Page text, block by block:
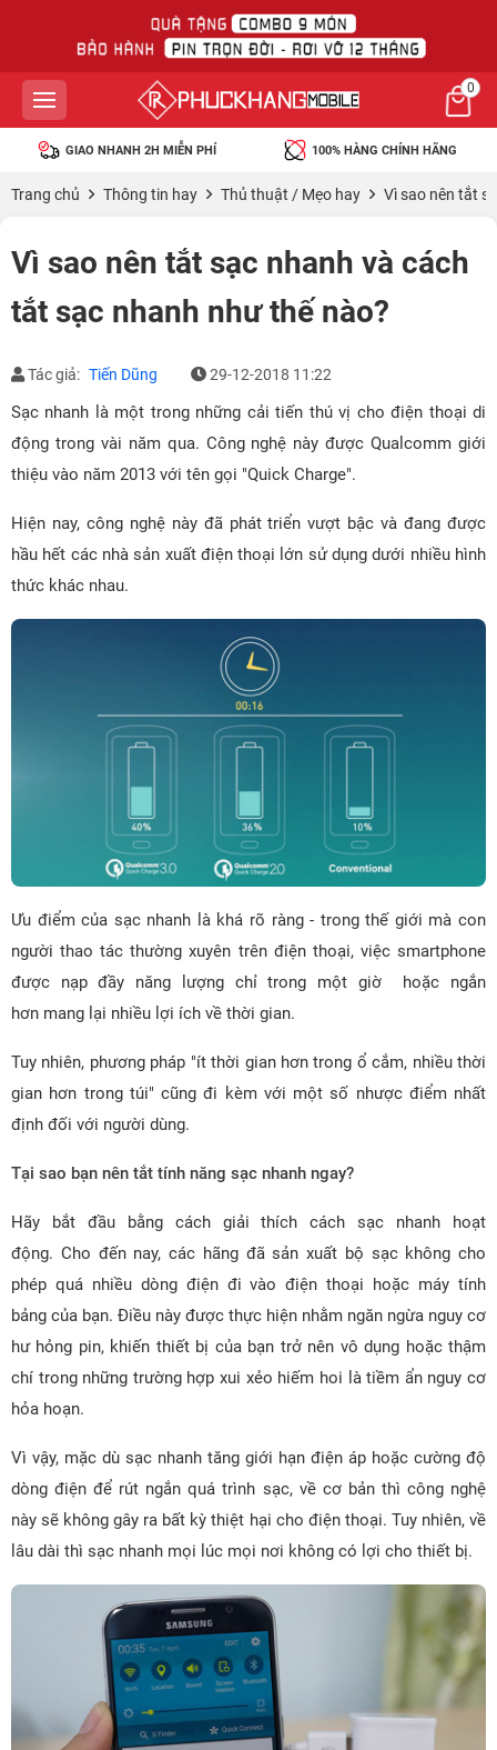
0
100% HÀNG CHÍNH HÃNG 45 NGÀY MIỄN PHÍ 1 ĐỔI 1
Trang chủ Thông tin hay Thủ thuật / Mẹo hay Vì sao nên tắt
Vì sao nên tắt sạc nhanh và cách
tắt sạc nhanh như thế nào?
Tác giả: Tiến Dũng 29-12-2018 11:22
Sạc nhanh là một trong những cải tiến thú vị cho điện thoại di
động trong vài năm qua. Công nghệ này được Qualcomm giới
thiệu vào năm 2013 với tên gọi "Quick Charge".
Hiện nay, công nghệ này đã phát triển vượt bậc và đang được
hầu hết các nhà sản xuất điện thoại lớn sử dụng dưới nhiều hình
thức khác nhau.
Ưu điểm của sạc nhanh là khá rõ ràng - trong thế giới mà con
người thao tác thường xuyên trên điện thoại, việc smartphone
được nạp đầy năng lượng chỉ trong một giờ hoặc ngắn
hơn mang lại nhiều lợi ích về thời gian.
Tuy nhiên, phương pháp "ít thời gian hơn trong ổ cắm, nhiều thời
gian hơn trong túi" cũng đi kèm với một số nhược điểm nhất
định đối với người dùng.
Tại sao bạn nên tắt tính năng sạc nhanh ngay?
Hãy bắt đầu bằng cách giải thích cách sạc nhanh hoạt
động. Cho đến nay, các hãng đã sản xuất bộ sạc không cho
phép quá nhiều dòng điện đi vào điện thoại hoặc máy tính
bảng của bạn. Điều này được thực hiện nhằm ngăn ngừa nguy cơ
hư hỏng pin, khiến thiết bị của bạn trở nên vô dụng hoặc thậm
chí trong những trường hợp xui xẻo hiếm hoi là tiềm ẩn nguy cơ
hỏa hoạn.
Vì vậy, mặc dù sạc nhanh tăng giới hạn điện áp hoặc cường độ
dòng điện để rút ngắn quá trình sạc, về cơ bản thì công nghệ
này sẽ không gây ra bất kỳ thiệt hại cho điện thoại. Tuy nhiên, về
lâu dài thì sạc nhanh mọi lúc mọi nơi không có lợi cho thiết bị.